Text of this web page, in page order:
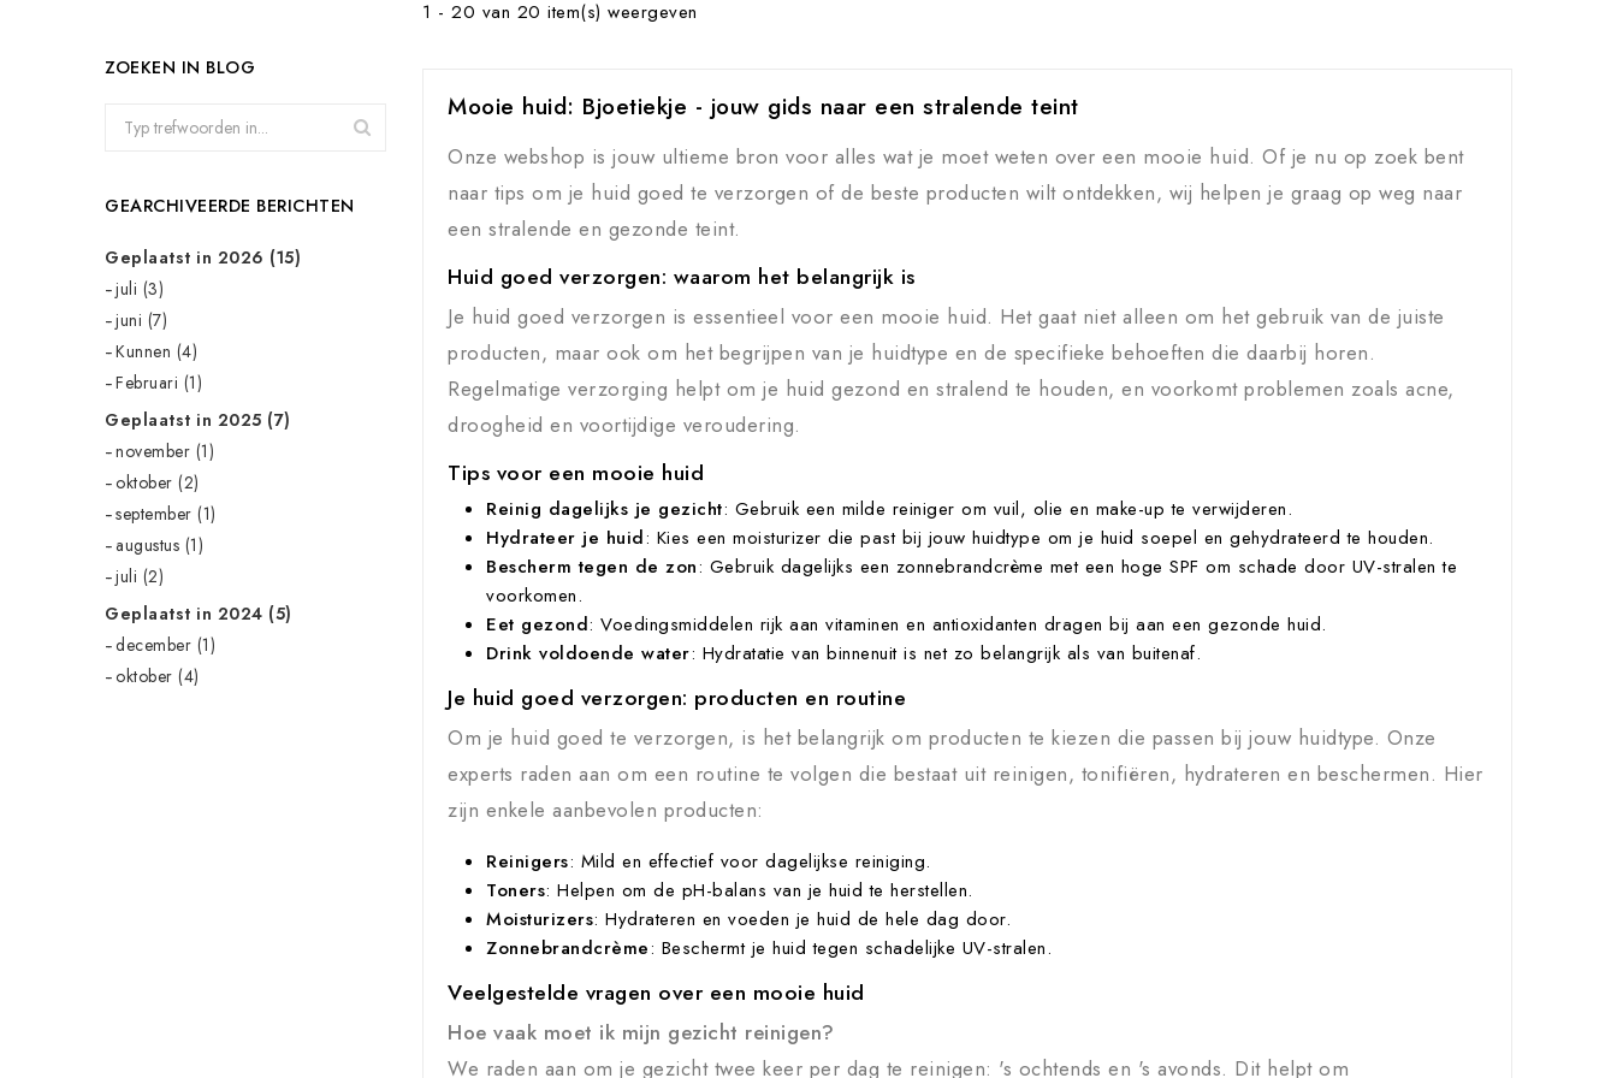
ZOEKEN IN BLOG
GEARCHIVEERDE BERICHTEN
Geplaatst in 2026 (15)
juli (3)
juni (7)
Kunnen (4)
Februari (1)
Geplaatst in 2025 (7)
november (1)
oktober (2)
september (1)
augustus (1)
juli (2)
Geplaatst in 2024 (5)
december (1)
oktober (4)
1 - 20 van 20 item(s) weergeven
Mooie huid: Bjoetiekje - jouw gids naar een stralende teint
Onze webshop is jouw ultieme bron voor alles wat je moet weten over een mooie huid. Of je nu op zoek bent
naar tips om je huid goed te verzorgen of de beste producten wilt ontdekken, wij helpen je graag op weg naar
een stralende en gezonde teint.
Huid goed verzorgen: waarom het belangrijk is
Je huid goed verzorgen is essentieel voor een mooie huid. Het gaat niet alleen om het gebruik van de juiste
producten, maar ook om het begrijpen van je huidtype en de specifieke behoeften die daarbij horen.
Regelmatige verzorging helpt om je huid gezond en stralend te houden, en voorkomt problemen zoals acne,
droogheid en voortijdige veroudering.
Tips voor een mooie huid
Reinig dagelijks je gezicht: Gebruik een milde reiniger om vuil, olie en make-up te verwijderen.
Hydrateer je huid: Kies een moisturizer die past bij jouw huidtype om je huid soepel en gehydrateerd te houden.
Bescherm tegen de zon: Gebruik dagelijks een zonnebrandcrème met een hoge SPF om schade door UV-stralen te
voorkomen.
Eet gezond: Voedingsmiddelen rijk aan vitaminen en antioxidanten dragen bij aan een gezonde huid.
Drink voldoende water: Hydratatie van binnenuit is net zo belangrijk als van buitenaf.
Je huid goed verzorgen: producten en routine
Om je huid goed te verzorgen, is het belangrijk om producten te kiezen die passen bij jouw huidtype. Onze
experts raden aan om een routine te volgen die bestaat uit reinigen, tonifiëren, hydrateren en beschermen. Hier
zijn enkele aanbevolen producten:
Reinigers: Mild en effectief voor dagelijkse reiniging.
Toners: Helpen om de pH-balans van je huid te herstellen.
Moisturizers: Hydrateren en voeden je huid de hele dag door.
Zonnebrandcrème: Beschermt je huid tegen schadelijke UV-stralen.
Veelgestelde vragen over een mooie huid
Hoe vaak moet ik mijn gezicht reinigen?
We raden aan om je gezicht twee keer per dag te reinigen: 's ochtends en 's avonds. Dit helpt om